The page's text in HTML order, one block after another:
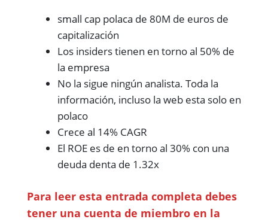
small cap polaca de 80M de euros de
capitalización
Los insiders tienen en torno al 50% de
la empresa
No la sigue ningún analista. Toda la
información, incluso la web esta solo en
polaco
Crece al 14% CAGR
El ROE es de en torno al 30% con una
deuda denta de 1.32x
Para leer esta entrada completa debes
tener una cuenta de miembro en la